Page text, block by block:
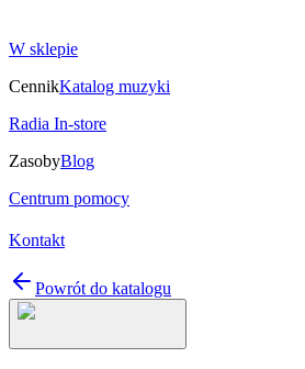
W sklepie
CennikKatalog muzyki
Radia In-store
ZasobyBlog
Centrum pomocy
Kontakt
Powrót do katalogu